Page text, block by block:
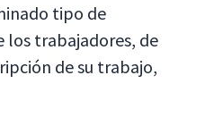
tipo de
trabajadores, de
de su trabajo,